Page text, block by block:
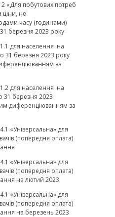
«Для побутових потреб
ціни, не
часу (годинами)
березня 2023 року
для населення на
31 березня 2023 року
за
для населення на
31 березня 2023
диференціюванням за
«Універсальна» для
(попередня оплата)
«Універсальна» для
(попередня оплата)
на лютий 2023
«Універсальна» для
(попередня оплата)
на березень 2023